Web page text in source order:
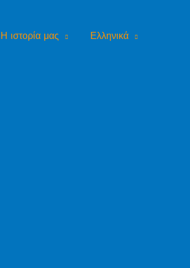
Η ιστορία μας Ελληνικά